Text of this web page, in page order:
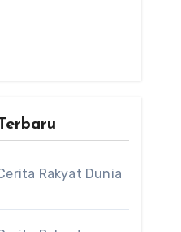
Rakyat Dunia